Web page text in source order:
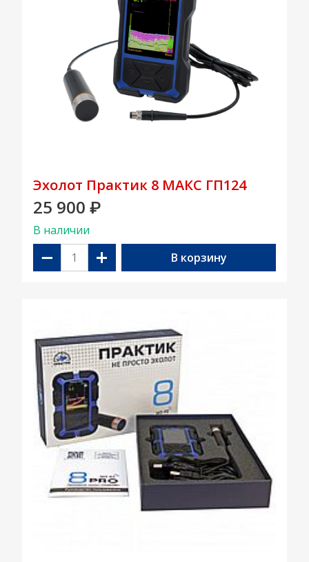
Эхолот Практик 8 МАКС ГП124
25 900 ₽
В наличии
− + В корзину